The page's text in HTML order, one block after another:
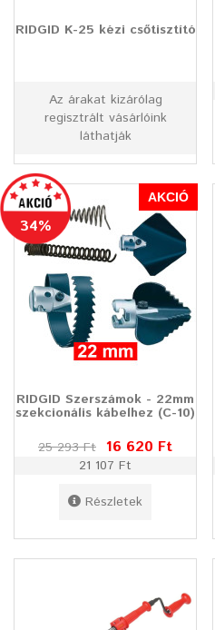
RIDGID K-25 kézi csőtisztító
Az árakat kizárólag
regisztrált vásárlóink
láthatják
34%
AKCIÓ
RIDGID Szerszámok - 22mm
szekcionális kábelhez (C-10)
25 293 Ft 16 620 Ft
21 107 Ft
Részletek